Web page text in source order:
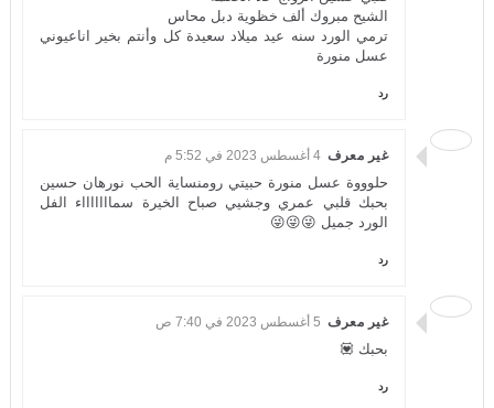
الشيح مبروك ألف خظوية دبل محاس
ترمي الورد سنه عيد ميلاد سعيدة كل وأنتم بخير اناعيوني
عسل منورة
رد
غير معرف 4 أغسطس 2023 في 5:52 م
حلوووة عسل منورة حبيتي رومنساية الحب نورهان حسين
بحبك قلبي عمري وجشيي صباح الخيرة سماااااااء الفل
الورد جميل 😜😜😜
رد
غير معرف 5 أغسطس 2023 في 7:40 ص
بحبك 💟
رد